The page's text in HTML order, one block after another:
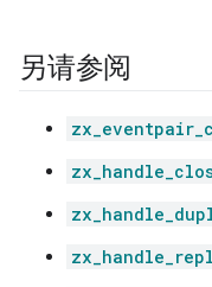
另请参阅